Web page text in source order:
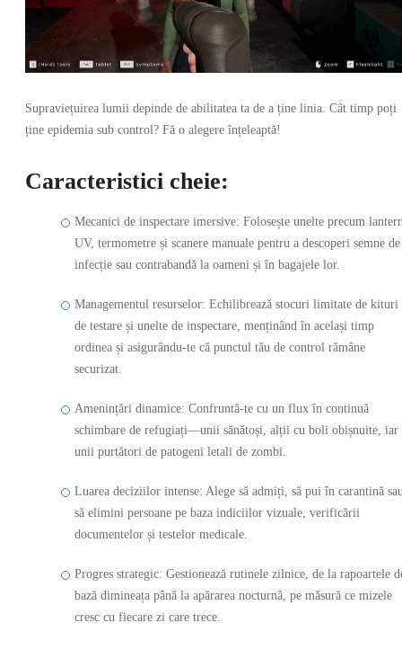
Supraviețuirea lumii depinde de abilitatea ta de a ține linia. Cât timp poți
ține epidemia sub control? Fă o alegere înțeleaptă!
Caracteristici cheie:
Mecanici de inspectare imersive: Folosește unelte precum
UV, termometre și scanere manuale pentru a descoperi semne de
infecție sau contrabandă la oameni și în bagajele lor.
Managementul resurselor: Echilibrează stocuri limitate de kituri
de testare și unelte de inspectare, menținând în același timp
ordinea și asigurându-te că punctul tău de control rămâne
securizat.
Amenințări dinamice: Confruntă-te cu un flux în continuă
schimbare de refugiați—unii sănătoși, alții cu boli obișnuite, iar
unii purtători de patogeni letali de zombi.
Luarea deciziilor intense: Alege să admiți, să pui în carantină
să elimini persoane pe baza indiciilor vizuale, verificării
documentelor și testelor medicale.
Progres strategic: Gestionează rutinele zilnice, de la rapoartele
bază dimineața până la apărarea nocturnă, pe măsură ce mizele
cresc cu fiecare zi care trece.